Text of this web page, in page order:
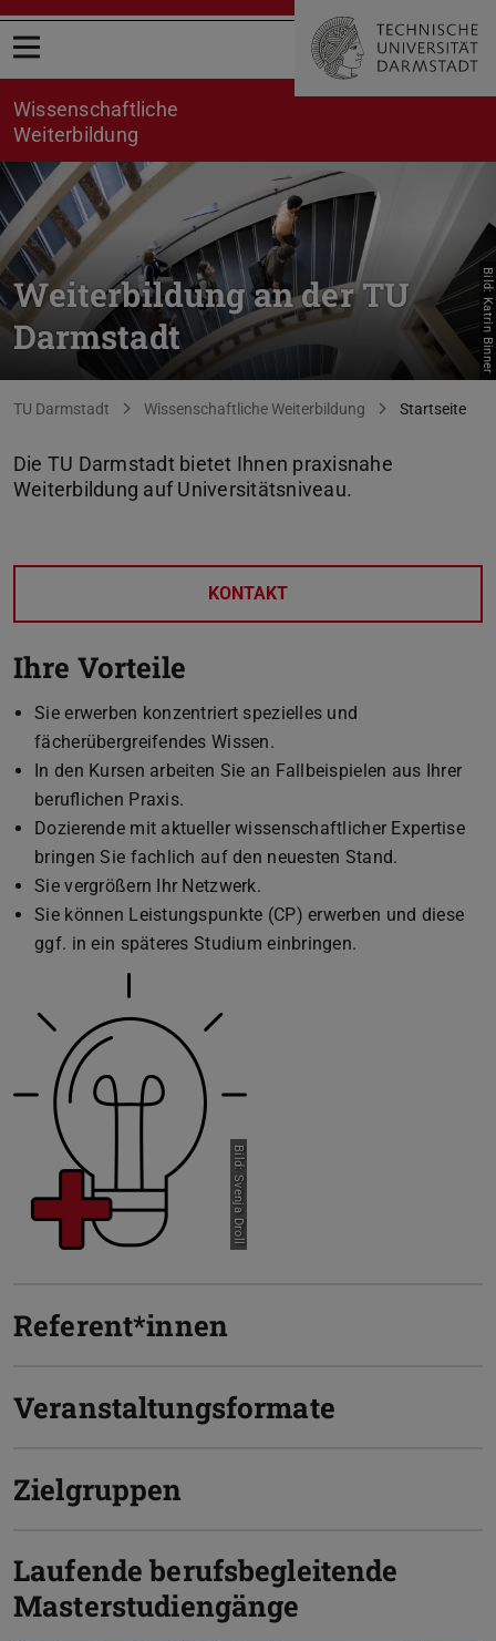
Menü öffnen
Wissenschaftliche
Weiterbildung
Weiterbildung an der TU
Darmstadt
Bild: Katrin Binner
Sie befinden sich hier:
TU Darmstadt Wissenschaftliche Weiterbildung Startseite
Die TU Darmstadt bietet Ihnen praxisnahe
Weiterbildung auf Universitätsniveau.
KONTAKT
Ihre Vorteile
Sie erwerben konzentriert spezielles und
fächerübergreifendes Wissen.
In den Kursen arbeiten Sie an Fallbeispielen aus Ihrer
beruflichen Praxis.
Dozierende mit aktueller wissenschaftlicher Expertise
bringen Sie fachlich auf den neuesten Stand.
Sie vergrößern Ihr Netzwerk.
Sie können Leistungspunkte (CP) erwerben und diese
ggf. in ein späteres Studium einbringen.
Bild: Svenja Droll
Referent*innen
Veranstaltungsformate
Zielgruppen
Laufende berufsbegleitende
Masterstudiengänge